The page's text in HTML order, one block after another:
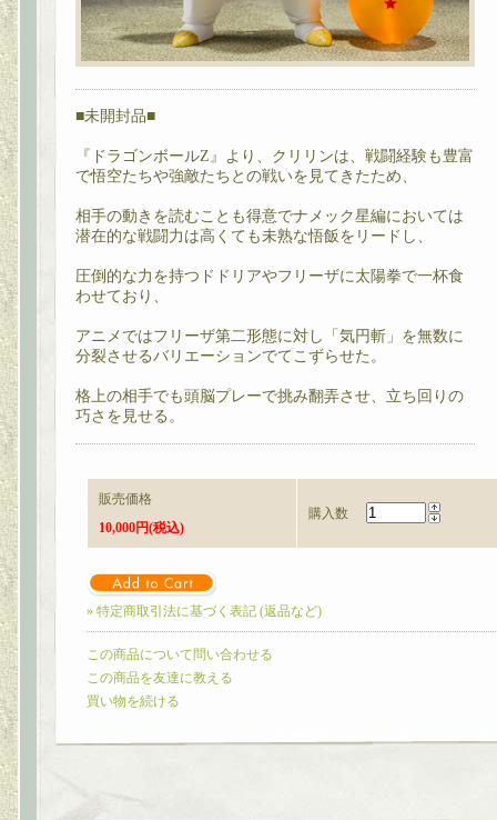
■未開封品■
『ドラゴンボールZ』より、クリリンは、戦闘経験も豊富
で悟空たちや強敵たちとの戦いを見てきたため、
相手の動きを読むことも得意でナメック星編においては
潜在的な戦闘力は高くても未熟な悟飯をリードし、
圧倒的な力を持つドドリアやフリーザに太陽拳で一杯食
わせており、
アニメではフリーザ第二形態に対し「気円斬」を無数に
分裂させるバリエーションでてこずらせた。
格上の相手でも頭脳プレーで挑み翻弄させ、立ち回りの
巧さを見せる。
販売価格
10,000円(税込)
購入数
» 特定商取引法に基づく表記 (返品など)
この商品について問い合わせる
この商品を友達に教える
買い物を続ける